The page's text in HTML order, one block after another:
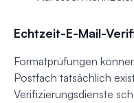
Echtzeit-E-Mail-
Formatprüfungen
Postfach tatsächlich
Verifizierungsdienste